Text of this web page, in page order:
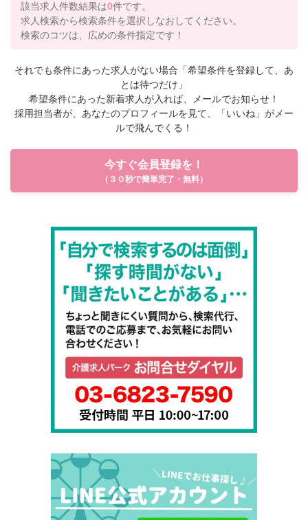
該当求人件数結果は0件です。
求人検索から検索条件を選択しなおしてください。
検索のコツは、広めの条件指定です！
それでも条件にあった求人がない場合「希望条件を登録して、あ
とは待つだけ」
希望条件にあった新着求人が入れば、メールでお知らせ！
採用担当者が、あなたのプロフィールを見て、「いいね」がメー
ルで飛んでくる！
今すぐ会員登録を！
（３０秒で簡単完了・無料）